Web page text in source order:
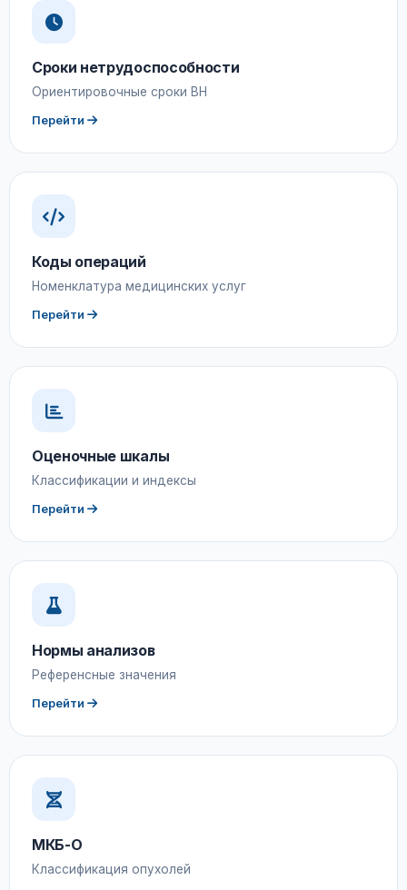
Сроки нетрудоспособности
Ориентировочные сроки ВН
Перейти
Коды операций
Номенклатура медицинских услуг
Перейти
Оценочные шкалы
Классификации и индексы
Перейти
Нормы анализов
Референсные значения
Перейти
МКБ-О
Классификация опухолей